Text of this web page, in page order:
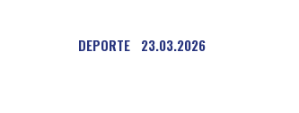
DEPORTE 23.03.2026